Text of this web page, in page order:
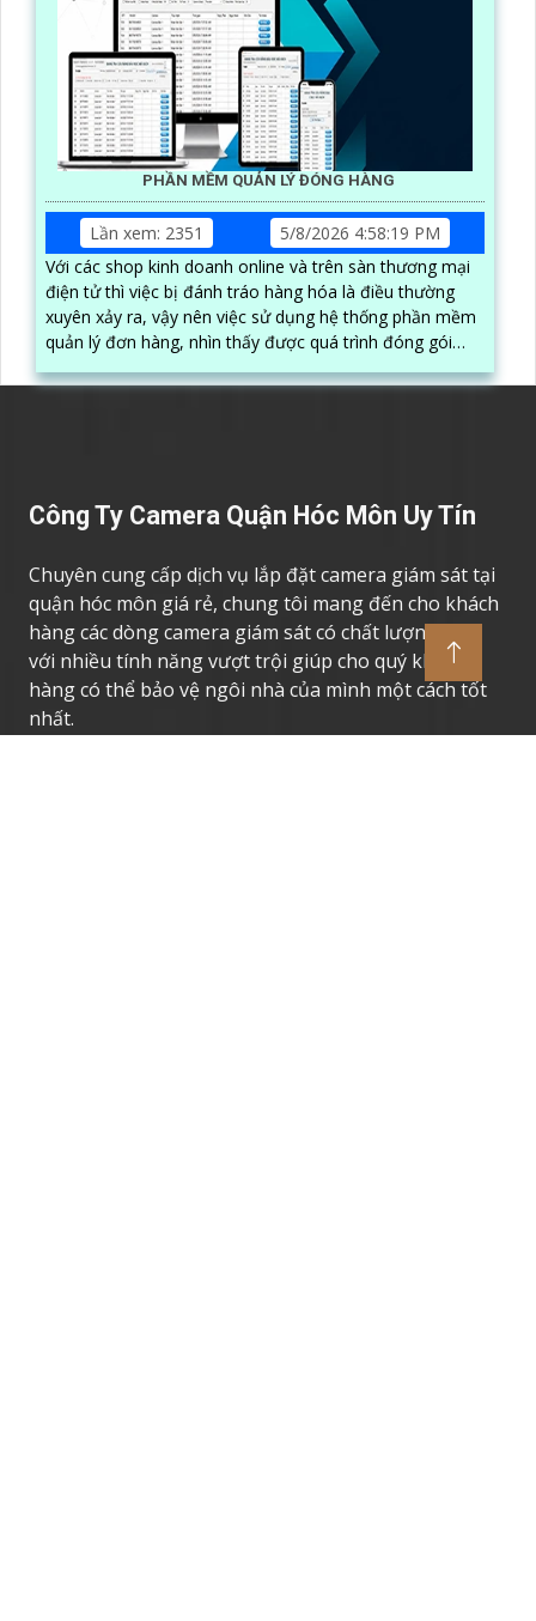
PHẦN MỀM QUẢN LÝ ĐÓNG HÀNG
Lần xem: 2351
5/8/2026 4:58:19 PM
Với các shop kinh doanh online và trên sàn thương mại
điện tử thì việc bị đánh tráo hàng hóa là điều thường
xuyên xảy ra, vậy nên việc sử dụng hệ thống phần mềm
quản lý đơn hàng, nhìn thấy được quá trình đóng gói
được ghi lại một cách dễ dàng
Công Ty Camera Quận Hóc Môn Uy Tín
Chuyên cung cấp dịch vụ lắp đặt camera giám sát tại
quận hóc môn giá rẻ, chung tôi mang đến cho khách
hàng các dòng camera giám sát có chất lượng cao,
với nhiều tính năng vượt trội giúp cho quý khách
hàng có thể bảo vệ ngôi nhà của mình một cách tốt
nhất.